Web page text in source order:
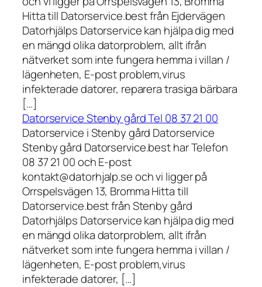
Hitta till Datorservice.best från Ejdervägen
Datorhjälps Datorservice kan hjälpa dig med
en mängd olika datorproblem, allt ifrån
nätverket som inte fungera hemma i villan /
lägenheten, E-post problem,virus
infekterade datorer, reparera trasiga bärbara
[…]
Datorservice Stenby gård Tel 08 37 21 00
Datorservice i Stenby gård Datorservice
Stenby gård Datorservice.best har Telefon
08 37 21 00 och E-post
kontakt@datorhjalp.se och vi ligger på
Orrspelsvägen 13, Bromma Hitta till
Datorservice.best från Stenby gård
Datorhjälps Datorservice kan hjälpa dig med
en mängd olika datorproblem, allt ifrån
nätverket som inte fungera hemma i villan /
lägenheten, E-post problem,virus
infekterade datorer, […]